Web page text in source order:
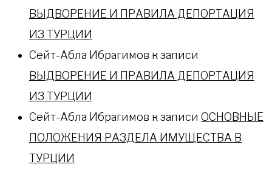
ВЫДВОРЕНИЕ И ПРАВИЛА ДЕПОРТАЦИЯ
ИЗ ТУРЦИИ
Сейт-Абла Ибрагимов к записи
ВЫДВОРЕНИЕ И ПРАВИЛА ДЕПОРТАЦИЯ
ИЗ ТУРЦИИ
Сейт-Абла Ибрагимов к записи ОСНОВНЫЕ
ПОЛОЖЕНИЯ РАЗДЕЛА ИМУЩЕСТВА В
ТУРЦИИ